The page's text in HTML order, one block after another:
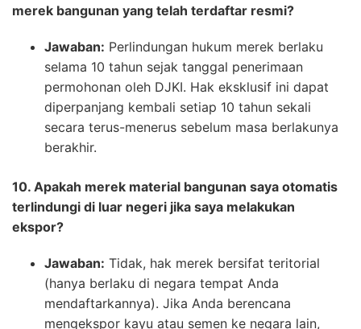
merek bangunan yang telah terdaftar resmi?
Jawaban: Perlindungan hukum merek berlaku
selama 10 tahun sejak tanggal penerimaan
permohonan oleh DJKI. Hak eksklusif ini dapat
diperpanjang kembali setiap 10 tahun sekali
secara terus-menerus sebelum masa berlakunya
berakhir.
10. Apakah merek material bangunan saya otomatis
terlindungi di luar negeri jika saya melakukan
ekspor?
Jawaban: Tidak, hak merek bersifat teritorial
(hanya berlaku di negara tempat Anda
mendaftarkannya). Jika Anda berencana
mengekspor kayu atau semen ke negara lain,